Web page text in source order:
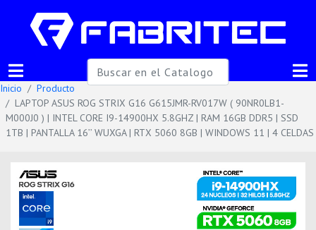
Inicio
Producto
LAPTOP ASUS ROG STRIX G16 G615JMR-RV017W ( 90NR0LB1-
M000J0 ) | INTEL CORE I9-14900HX 5.8GHZ | RAM 16GB DDR5 | SSD
1TB | PANTALLA 16’’ WUXGA | RTX 5060 8GB | WINDOWS 11 | 4 CELDAS